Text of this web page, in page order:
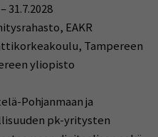
31.7.2028
EAKR
Tampereen
yliopisto
Pohjanmaan ja
pk-yritysten